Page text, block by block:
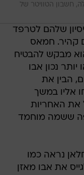
חשבון הטוויטר של
שלהם לטרפד
קהיר. חמאס
מבקש להבטיח
נכון אבו
הבין את
אליו במשך
את האחריות
ששמה מוחמד
נראה כמו
את אבו מאזן